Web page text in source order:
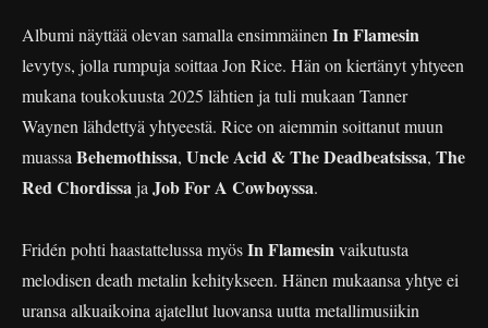
Albumi näyttää olevan samalla ensimmäinenIn Flamesin
levytys, jolla rumpuja soittaa Jon Rice. Hän on kiertänyt yhtyeen
mukana toukokuusta 2025 lähtien ja tuli mukaan Tanner
Waynen lähdettyä yhtyeestä. Rice on aiemmin soittanut muun
muassaBehemothissa, Uncle Acid & The Deadbeatsissa, The
Red ChordissajaJob For A Cowboyssa.
Fridén pohti haastattelussa myösIn Flamesinvaikutusta
melodisen death metalin kehitykseen. Hänen mukaansa yhtye ei
uransa alkuaikoina ajatellut luovansa uutta metallimusiikin